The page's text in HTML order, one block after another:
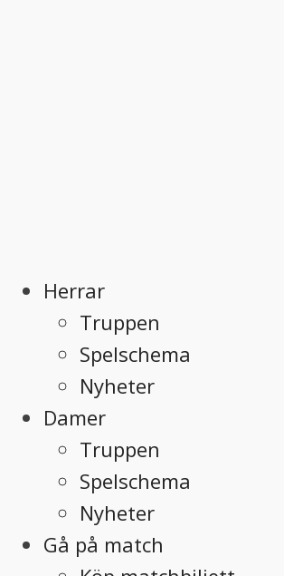
Herrar
Truppen
Spelschema
Nyheter
Damer
Truppen
Spelschema
Nyheter
Gå på match